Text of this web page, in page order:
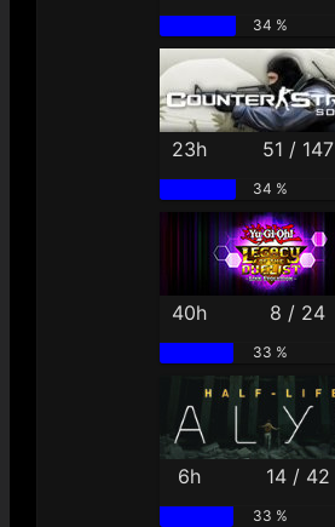
34 %
23h 51 / 147
34 %
40h 8 / 24
33 %
6h 14 / 42
33 %